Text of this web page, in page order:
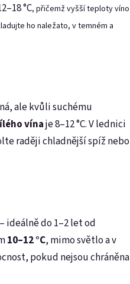
°C, přičemž vyšší teploty víno
ho naležato, v temném a
ale kvůli suchému
vínaje 8–12 °C. V lednici
raději chladnější spíž nebo
ideálně do 1–2 let od
10–12 °C, mimo světlo a v
pokud nejsou chráněna